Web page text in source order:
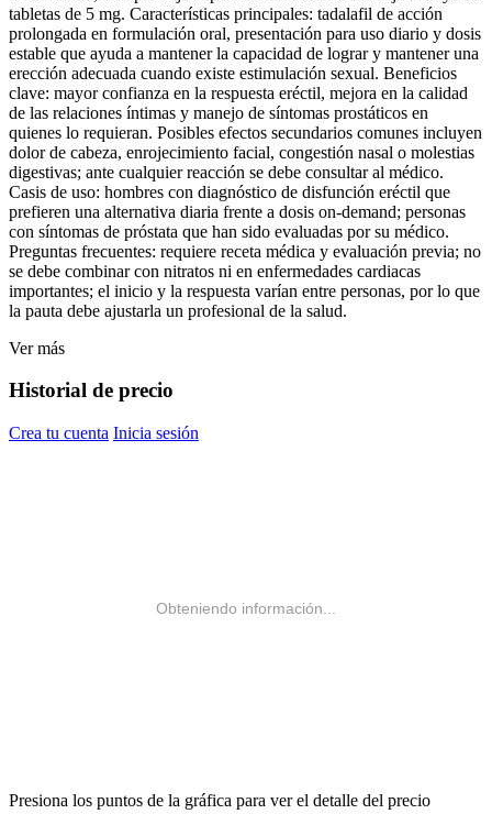
tabletas de 5 mg. Características principales: tadalafil de acción
prolongada en formulación oral, presentación para uso diario y dosis
estable que ayuda a mantener la capacidad de lograr y mantener una
erección adecuada cuando existe estimulación sexual. Beneficios
clave: mayor confianza en la respuesta eréctil, mejora en la calidad
de las relaciones íntimas y manejo de síntomas prostáticos en
quienes lo requieran. Posibles efectos secundarios comunes incluyen
dolor de cabeza, enrojecimiento facial, congestión nasal o molestias
digestivas; ante cualquier reacción se debe consultar al médico.
Casis de uso: hombres con diagnóstico de disfunción eréctil que
prefieren una alternativa diaria frente a dosis on‑demand; personas
con síntomas de próstata que han sido evaluadas por su médico.
Preguntas frecuentes: requiere receta médica y evaluación previa; no
se debe combinar con nitratos ni en enfermedades cardiacas
importantes; el inicio y la respuesta varían entre personas, por lo que
la pauta debe ajustarla un profesional de la salud.
Ver más
Historial de precio
Crea tu cuenta Inicia sesión
Obteniendo información...
Presiona los puntos de la gráfica para ver el detalle del precio